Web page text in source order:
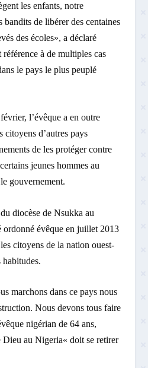
les enfants, notre
bandits de libérer des centaines
des écoles», a déclaré
à de multiples cas
le pays le plus peuplé
l’évêque a en outre
citoyens d’autres pays
de les protéger contre
jeunes hommes au
gouvernement.
diocèse de Nsukka au
ordonné évêque en juillet 2013
citoyens de la nation ouest-
marchons dans ce pays nous
Nous devons tous faire
nigérian de 64 ans,
Dieu au Nigeria« doit se retirer